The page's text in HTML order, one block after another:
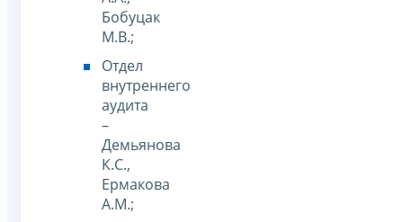
Бобуцак
М.В.;
Отдел
внутреннего
аудита
–
Демьянова
К.С.,
Ермакова
А.М.;